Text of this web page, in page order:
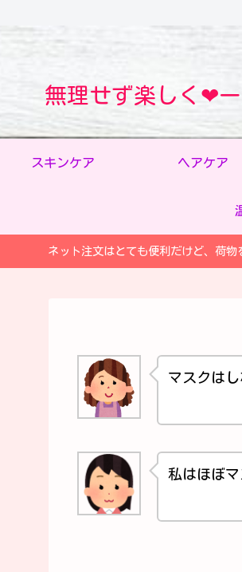
無理せず楽しく❤
スキンケア ヘアケア
ネット注文はとても便利だけど、荷
マスクは
私はほぼ